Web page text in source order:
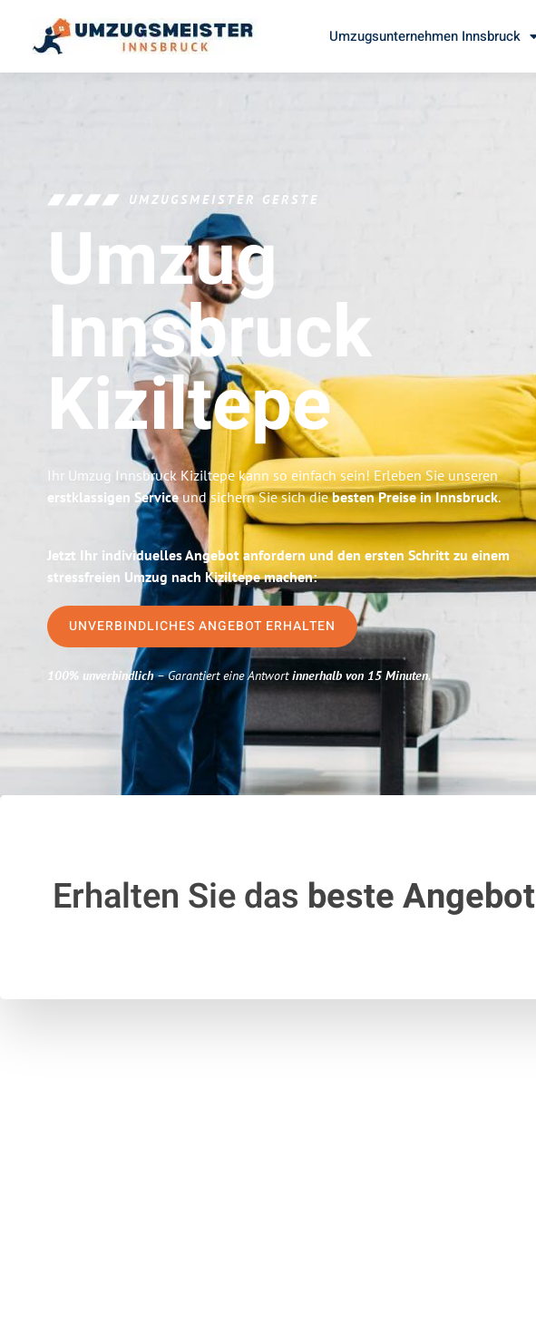
Umzugsunternehmen Innsbruck
UMZUGSMEISTER GERSTE
Umzug
Innsbruck
Kiziltepe
Ihr Umzug Innsbruck Kiziltepe kann so einfach sein! Erleben Sie unseren
erstklassigen Serviceund sichern Sie sich diebesten Preise in Innsbruck.
Jetzt Ihr individuelles Angebot anfordern und den ersten Schritt zu einem
stressfreien Umzug nach Kiziltepe machen:
UNVERBINDLICHES ANGEBOT ERHALTEN
100% unverbindlich– Garantiert eine Antwortinnerhalb von 15 Minuten.
Erhalten Sie das beste Angebot